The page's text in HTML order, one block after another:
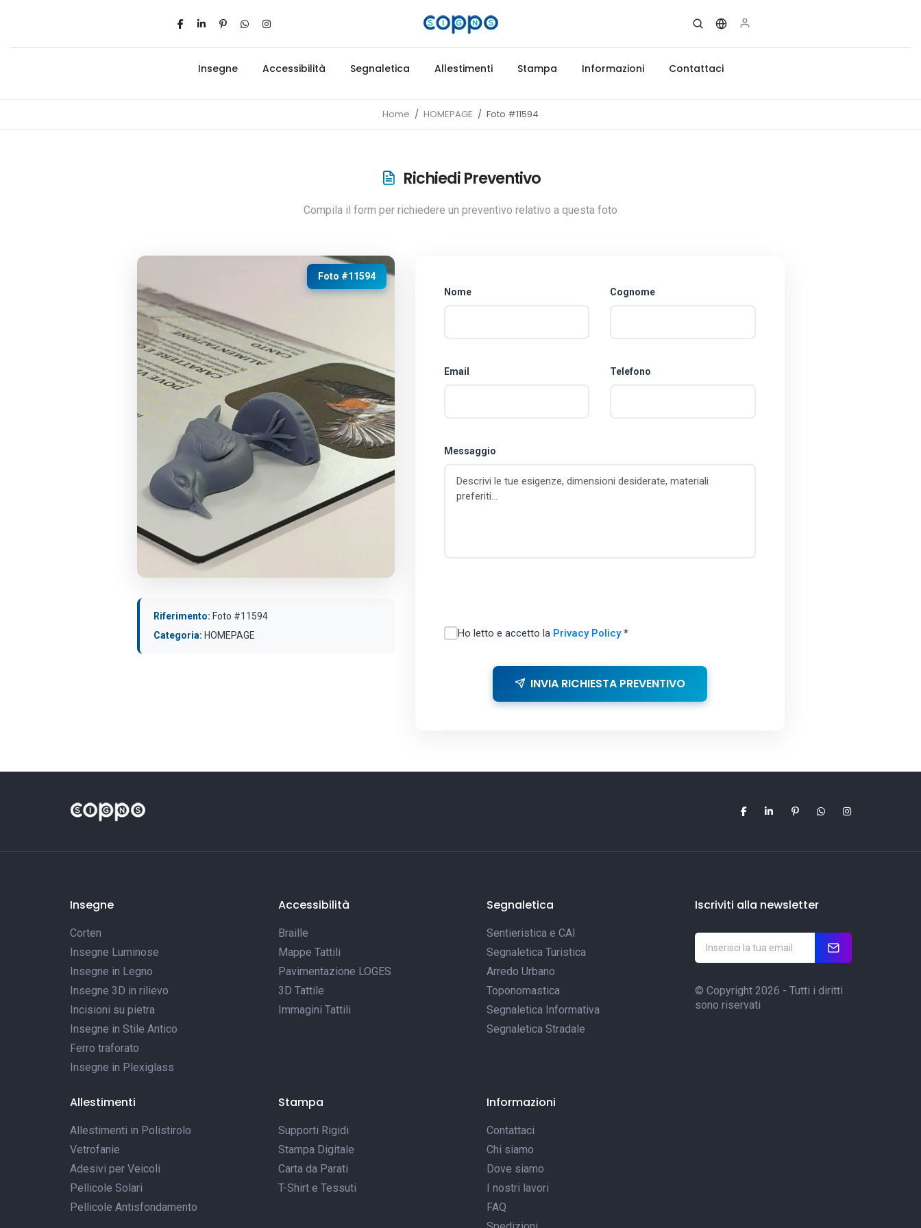
Insegne Accessibilità Segnaletica Allestimenti Stampa Informazioni Contattaci
Home HOMEPAGE Foto #11594
Richiedi Preventivo
Compila il form per richiedere un preventivo relativo a questa foto
Foto #11594
Riferimento: Foto #11594
Categoria: HOMEPAGE
Nome Cognome
Email Telefono
Messaggio
Ho letto e accetto la Privacy Policy*
INVIA RICHIESTA PREVENTIVO
Insegne
Corten
Insegne Luminose
Insegne in Legno
Insegne 3D in rilievo
Incisioni su pietra
Insegne in Stile Antico
Ferro traforato
Insegne in Plexiglass
Accessibilità
Braille
Mappe Tattili
Pavimentazione LOGES
3D Tattile
Immagini Tattili
Segnaletica
Sentieristica e CAI
Segnaletica Turistica
Arredo Urbano
Toponomastica
Segnaletica Informativa
Segnaletica Stradale
Allestimenti
Allestimenti in Polistirolo
Vetrofanie
Adesivi per Veicoli
Pellicole Solari
Pellicole Antisfondamento
Stampa
Supporti Rigidi
Stampa Digitale
Carta da Parati
T-Shirt e Tessuti
Informazioni
Contattaci
Chi siamo
Dove siamo
I nostri lavori
FAQ
Iscriviti alla newsletter
© Copyright 2026 - Tutti i diritti
sono riservati